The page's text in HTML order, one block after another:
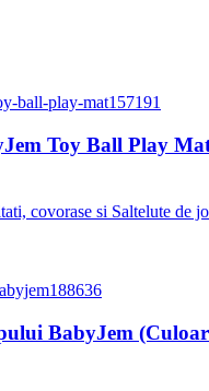
Toy Ball Play
covorase si Saltelute de
BabyJem